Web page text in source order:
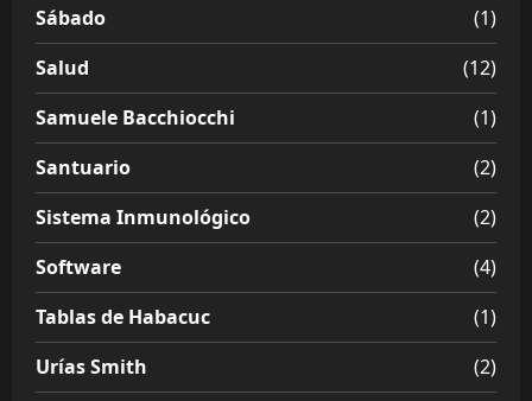
Sábado
(1)
Salud
(12)
Samuele Bacchiocchi
(1)
Santuario
(2)
Sistema Inmunológico
(2)
Software
(4)
Tablas de Habacuc
(1)
Urías Smith
(2)